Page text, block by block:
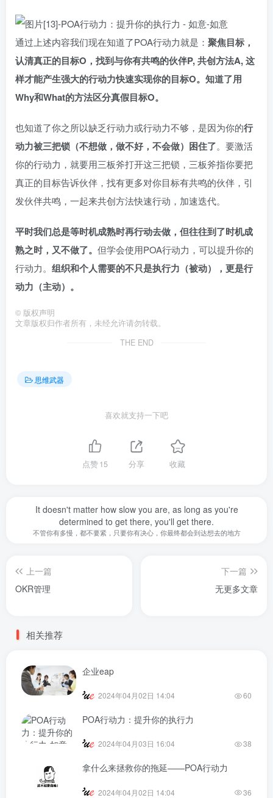
通过上述内容我们现在知道了POA行动力就是： 聚焦目标，
认清真正的目标O，找到与你有共鸣的伙伴P, 共创方法A, 这
样才能产生强大的行动力快速实现你的目标O。知道了用
Why和What的方法区分真假目标O。
也知道了你之所以缺乏行动力或行动力不够，是因为你的行
动力被三把锁（不想做，做不好，不会做）困住了。要激活
你的行动力，就要用三板斧打开这三把锁，三板斧指你要把
真正的目标告诉伙伴，找有更多对你目标有共鸣的伙伴，引
发伙伴共鸣，一起来共创方法快速行动，加速迭代。
平时我们总是等时机成熟时再行动去做，但往往到了时机成
熟之时，又不做了。 但学会使用POA行动力，可以提升你的
行动力。 组织和个人需要的不只是执行力（被动），更是行
动力（主动）。
© 版权声明
文章版权归作者所有，未经允许请勿转载。
THE END
思维武器
喜欢就支持一下吧
点赞15 分享 收藏
It doesn't matter how slow you are, as long as you're
determined to get there, you'll get there.
不管你有多慢，都不要紧，只要你有决心，你最终都会到达想去的地方
上一篇
OKR管理
下一篇
无更多文章
相关推荐
企业eap
2024年04月02日 14:04 60
POA行动力：提升你的执行力
2024年04月03日 16:04 38
拿什么来拯救你的拖延——POA行动力
2024年04月02日 14:04 36